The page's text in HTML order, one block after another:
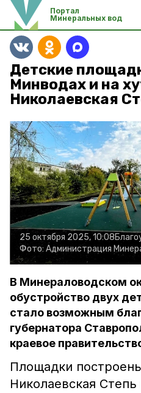
Портал
Минеральных вод
Детские
Минводах и на
Николаевская
25 октября 2025, 10:08
Фото: Администрация
В Минераловодском
обустройство двух
стало возможным
губернатора
краевое
Площадки
Николаевская